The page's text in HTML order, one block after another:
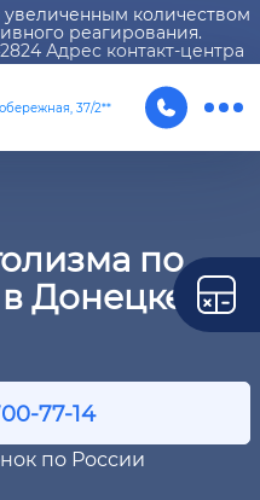
количеством
реагирования.
Адрес контакт-центра
37/2**
по
Донецке
77-14
по России